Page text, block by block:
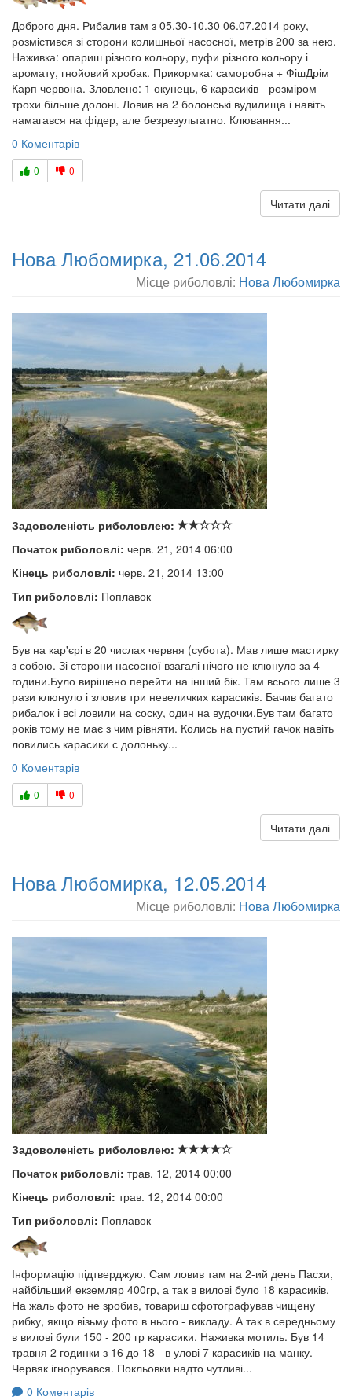
Доброго дня. Рибалив там з 05.30-10.30 06.07.2014 року,
розмістився зі сторони колишньої насосної, метрів 200 за нею.
Наживка: опариш різного кольору, пуфи різного кольору і
аромату, гнойовий хробак. Прикормка: саморобна + ФішДрім
Карп червона. Зловлено: 1 окунець, 6 карасиків - розміром
трохи більше долоні. Ловив на 2 болонські вудилища і навіть
намагався на фідер, але безрезультатно. Клювання...
0 Коментарів
0 0
Читати далі
Нова Любомирка, 21.06.2014
Місце риболовлі: Нова Любомирка
Задоволеність риболовлею:
Початок риболовлі: черв. 21, 2014 06:00
Кінець риболовлі: черв. 21, 2014 13:00
Тип риболовлі: Поплавок
Був на кар'єрі в 20 числах червня (субота). Мав лише мастирку
з собою. Зі сторони насосної взагалі нічого не клюнуло за 4
години.Було вирішено перейти на інший бік. Там всього лише 3
рази клюнуло і зловив три невеличких карасиків. Бачив багато
рибалок і всі ловили на соску, один на вудочки.Був там багато
років тому не має з чим рівняти. Колись на пустий гачок навіть
ловились карасики с долоньку...
0 Коментарів
0 0
Читати далі
Нова Любомирка, 12.05.2014
Місце риболовлі: Нова Любомирка
Задоволеність риболовлею:
Початок риболовлі: трав. 12, 2014 00:00
Кінець риболовлі: трав. 12, 2014 00:00
Тип риболовлі: Поплавок
Інформацію підтверджую. Сам ловив там на 2-ий день Пасхи,
найбільший екземляр 400гр, а так в вилові було 18 карасиків.
На жаль фото не зробив, товариш сфотографував чищену
рибку, якщо візьму фото в нього - викладу. А так в середньому
в вилові були 150 - 200 гр карасики. Наживка мотиль. Був 14
травня 2 годинки з 16 до 18 - в улові 7 карасиків на манку.
Червяк ігнорувався. Покльовки надто чутливі...
0 Коментарів